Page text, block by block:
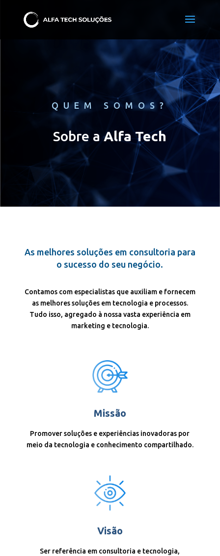
QUEM SOMOS?
Sobre aAlfa Tech
As melhores soluções em consultoria para
o sucesso do seu negócio.
Contamos com especialistas que auxiliam e fornecem
as melhores soluções em tecnologia e processos.
Tudo isso, agregado à nossa vasta experiência em
marketing e tecnologia.
Missão
Promover soluções e experiências inovadoras por
meio da tecnologia e conhecimento compartilhado.
Visão
Ser referência em consultoria e tecnologia,